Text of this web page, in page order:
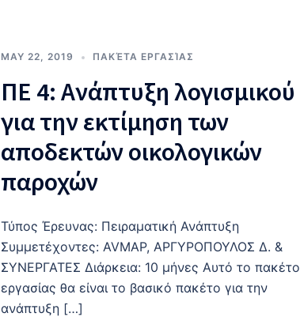
MAY 22, 2019 ΠΑΚΈΤΑ ΕΡΓΑΣΊΑΣ
ΠΕ 4: Ανάπτυξη λογισμικού
για την εκτίμηση των
αποδεκτών οικολογικών
παροχών
Τύπος Έρευνας: Πειραματική Ανάπτυξη
Συμμετέχοντες: AVMAP, ΑΡΓΥΡΟΠΟΥΛΟΣ Δ. &
ΣΥΝΕΡΓΑΤΕΣ Διάρκεια: 10 μήνες Αυτό το πακέτο
εργασίας θα είναι το βασικό πακέτο για την
ανάπτυξη […]